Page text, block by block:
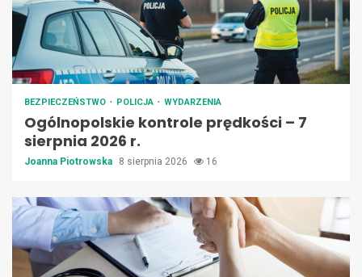
BEZPIECZEŃSTWO POLICJA WYDARZENIA
Ogólnopolskie kontrole prędkości – 7
sierpnia 2026 r.
Joanna Piotrowska 8 sierpnia 2026 16